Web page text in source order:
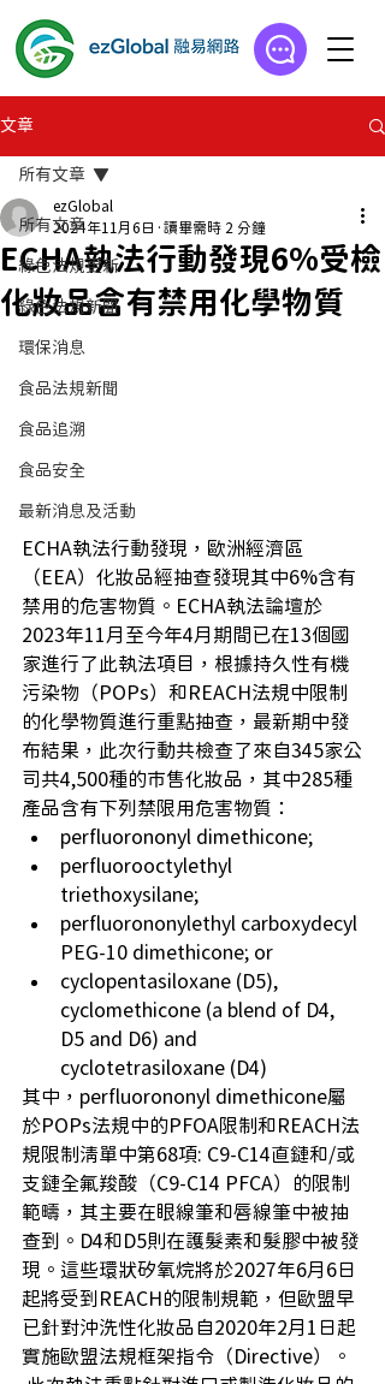
文章
所有文章
綠色法規更新
綠色法規新聞
環保消息
食品法規新聞
食品追溯
食品安全
最新消息及活動
所有文章
ECHA執法行動發現6%受檢
化妝品含有禁用化學物質
ezGlobal
2024年11月6日
讀畢需時 2 分鐘
ECHA執法行動發現，歐洲經濟區
（EEA）化妝品經抽查發現其中6%含有
禁用的危害物質。ECHA執法論壇於
2023年11月至今年4月期間已在13個國
家進行了此執法項目，根據持久性有機
污染物（POPs）和REACH法規中限制
的化學物質進行重點抽查，最新期中發
布結果，此次行動共檢查了來自345家公
司共4,500種的市售化妝品，其中285種
產品含有下列禁限用危害物質：
perfluorononyl dimethicone;
perfluorooctylethyl
triethoxysilane;
perfluorononylethyl carboxydecyl
PEG-10 dimethicone; or
cyclopentasiloxane (D5),
cyclomethicone (a blend of D4,
D5 and D6) and
cyclotetrasiloxane (D4)
其中，perfluorononyl dimethicone屬
於POPs法規中的PFOA限制和REACH法
規限制清單中第68項: C9-C14直鏈和/或
支鏈全氟羧酸（C9-C14 PFCA）的限制
範疇，其主要在眼線筆和唇線筆中被抽
查到。D4和D5則在護髮素和髮膠中被發
現。這些環狀矽氧烷將於2027年6月6日
起將受到REACH的限制規範，但歐盟早
已針對沖洗性化妝品自2020年2月1日起
實施歐盟法規框架指令（Directive）。